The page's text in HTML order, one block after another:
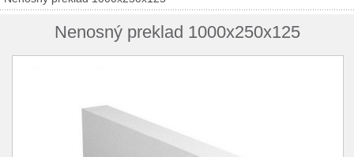
Nenosný preklad 1000x250x125